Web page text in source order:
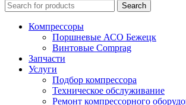
Search
Компрессоры
Поршневые АСО Бежецк
Винтовые Comprag
Запчасти
Услуги
Подбор компрессора
Техническое обслуживание
Ремонт компрессорного